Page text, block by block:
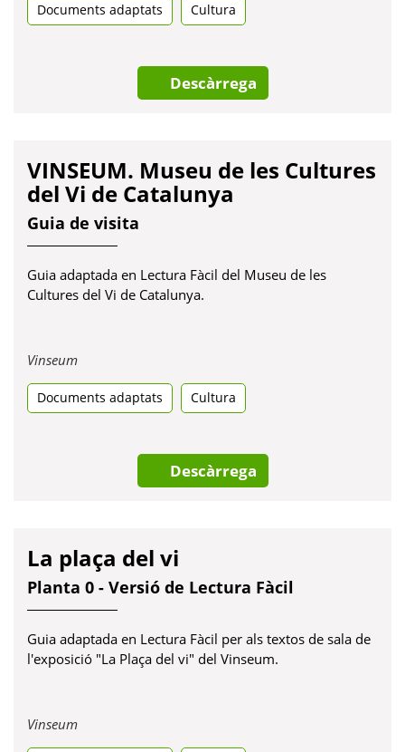
una
pestanya
Documents adaptats Cultura
Descàrrega
VINSEUM. Museu de les Cultures
del Vi de Catalunya
Guia de visita
Guia adaptada en Lectura Fàcil del Museu de les
Cultures del Vi de Catalunya.
VinseumObre
una
pestanya
Documents adaptats Cultura
Descàrrega
La plaça del vi
Planta 0 - Versió de Lectura Fàcil
Guia adaptada en Lectura Fàcil per als textos de sala de
l'exposició "La Plaça del vi" del Vinseum.
VinseumObre